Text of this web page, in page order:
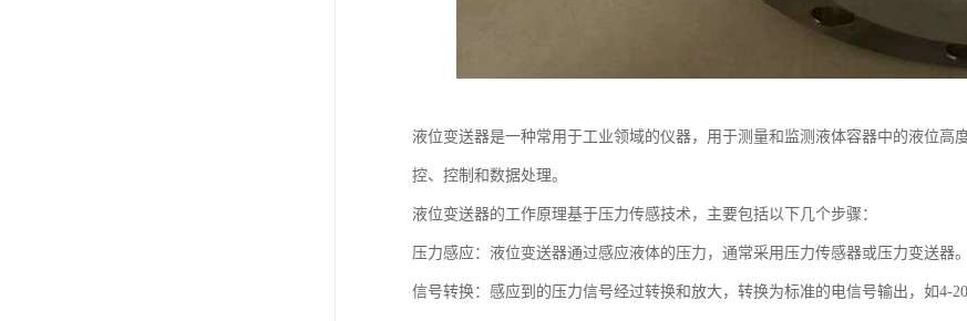
液位变送器是一种常用于工业领域的仪器，用于测量和监测液体容器中的液位高
控、控制和数据处理。
液位变送器的工作原理基于压力传感技术，主要包括以下几个步骤：
压力感应：液位变送器通过感应液体的压力，通常采用压力传感器或压力变送器。
信号转换：感应到的压力信号经过转换和放大，转换为标准的电信号输出，如4-